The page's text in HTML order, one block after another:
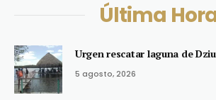
Última
Urgen rescatar laguna de
5 agosto, 2026